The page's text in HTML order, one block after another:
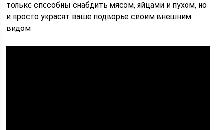
только способны снабдить мясом, яйцами и пухом, но
и просто украсят ваше подворье своим внешним
видом.